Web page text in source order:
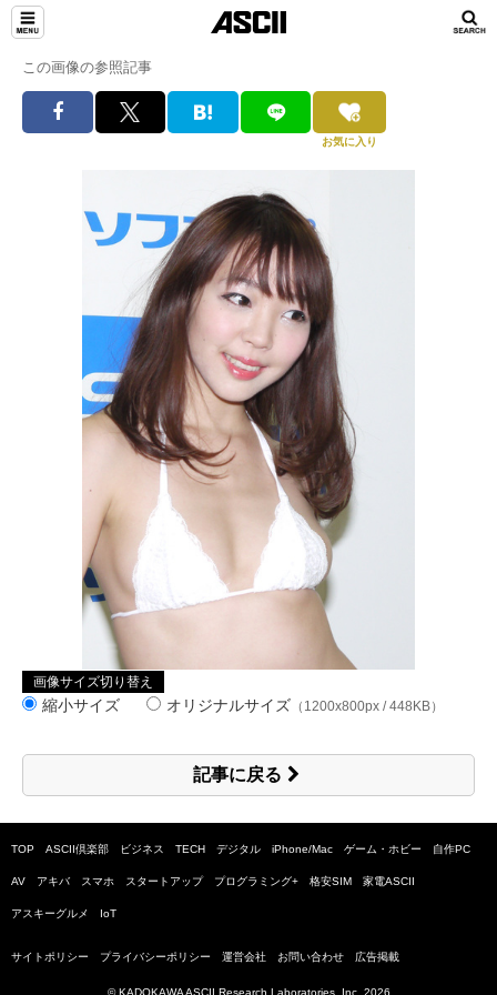
この画像の参照記事
お気に入り
画像サイズ切り替え
縮小サイズ オリジナルサイズ （1200x800px / 448KB）
記事に戻る
TOP ASCII倶楽部 ビジネス TECH デジタル iPhone/Mac ゲーム・ホビー 自作PC
AV アキバ スマホ スタートアップ プログラミング+ 格安SIM 家電ASCII
アスキーグルメ IoT
サイトポリシー プライバシーポリシー 運営会社 お問い合わせ 広告掲載
© KADOKAWA ASCII Research Laboratories, Inc. 2026